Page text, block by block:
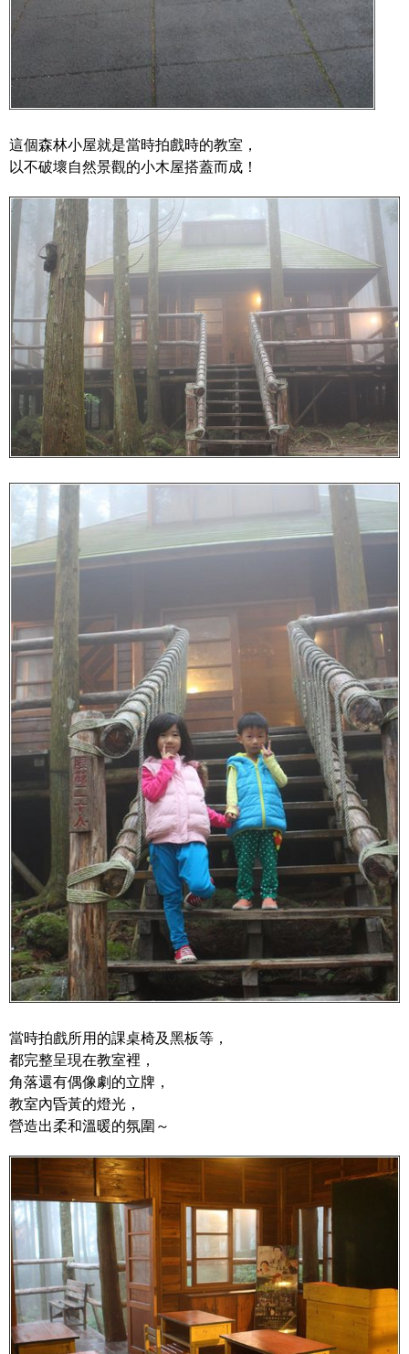
這個森林小屋就是當時拍戲時的教室，
以不破壞自然景觀的小木屋搭蓋而成！
當時拍戲所用的課桌椅及黑板等，
都完整呈現在教室裡，
角落還有偶像劇的立牌，
教室內昏黃的燈光，
營造出柔和溫暖的氛圍～